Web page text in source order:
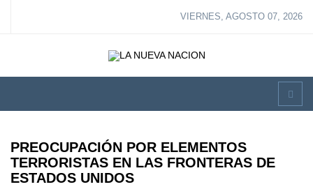
VIERNES, AGOSTO 07, 2026
PREOCUPACIÓN POR ELEMENTOS
TERRORISTAS EN LAS FRONTERAS DE
ESTADOS UNIDOS